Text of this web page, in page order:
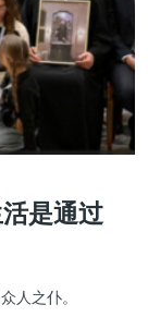
是通过
人之仆。